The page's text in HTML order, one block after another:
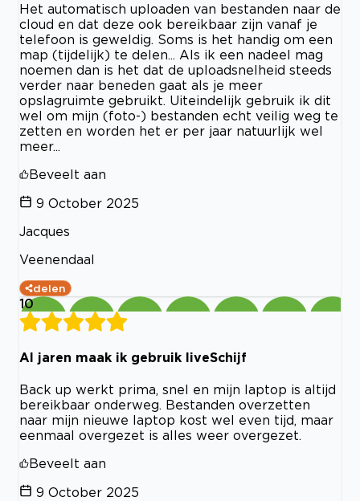
Het automatisch uploaden van bestanden naar de
cloud en dat deze ook bereikbaar zijn vanaf je
telefoon is geweldig. Soms is het handig om een
map (tijdelijk) te delen... Als ik een nadeel mag
noemen dan is het dat de uploadsnelheid steeds
verder naar beneden gaat als je meer
opslagruimte gebruikt. Uiteindelijk gebruik ik dit
wel om mijn (foto-) bestanden echt veilig weg te
zetten en worden het er per jaar natuurlijk wel
meer...
Beveelt aan
9 October 2025
Jacques
Veenendaal
delen
10
Al jaren maak ik gebruik liveSchijf
Back up werkt prima, snel en mijn laptop is altijd
bereikbaar onderweg. Bestanden overzetten
naar mijn nieuwe laptop kost wel even tijd, maar
eenmaal overgezet is alles weer overgezet.
Beveelt aan
9 October 2025